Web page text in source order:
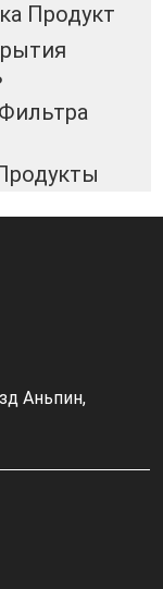
Продукт
Аньпин,